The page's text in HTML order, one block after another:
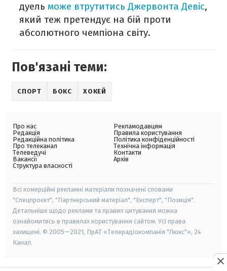
дуель може втрутитись Джервонта Девіс,
який теж претендує на бій проти
абсолютного чемпіона світу.
Пов'язані теми:
СПОРТ БОКС ХОКЕЙ
Про нас
Редакція
Редакційна політика
Про телеканал
Телеведучі
Вакансії
Структура власності
Рекламодавцям
Правила користування
Політика конфіденційності
Технічна інформація
Контакти
Архів
Всі комерційні рекламні матеріали позначені словами
"Спецпроєкт", "Партнерський матеріал", "Експерт", "Позиція".
Детальніше щодо реклами та правил цитування можна
ознайомитись в правилах користування сайтом. Усі права
захищені. © 2005—2021, ПрАТ «Телерадіокомпанія "Люкс"», 24
Канал.